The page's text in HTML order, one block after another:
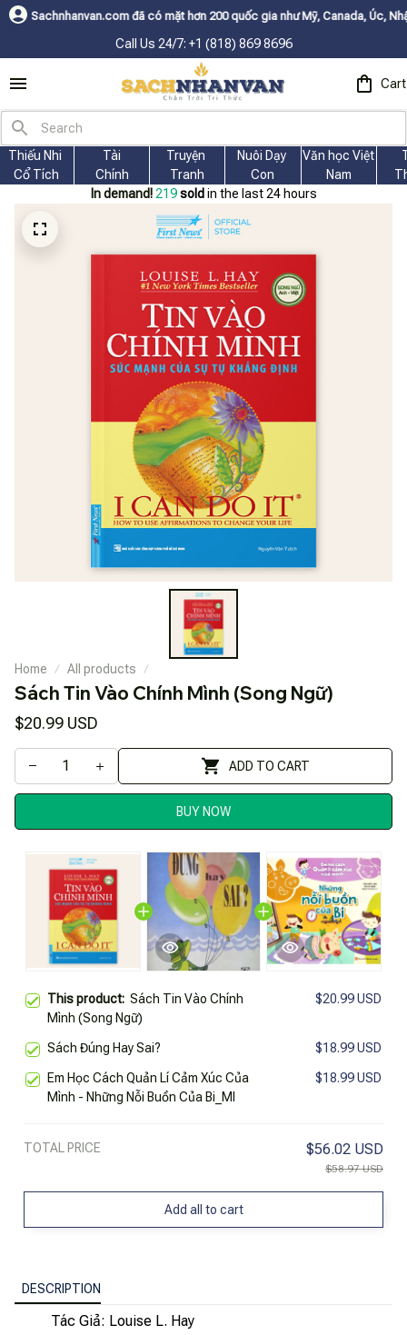
đã có mặt hơn 200 quốc gia như Mỹ, Canada, Úc, Nhật, Hàn, và các
Call Us 24/7: +1 (818) 869 8696
Cart
Thiếu Nhi
Cổ Tích
Tài
Chính
Truyện
Tranh
Nuôi Dạy
Con
Văn học Việt
Nam
In demand! 219 sold in the last 24 hours
Home All products
Sách Tin Vào Chính Mình (Song Ngữ)
$20.99 USD
ADD TO CART
BUY NOW
This product: Sách Tin Vào Chính
Mình (Song Ngữ)
$20.99 USD
Sách Đúng Hay Sai? $18.99 USD
Em Học Cách Quản Lí Cảm Xúc Của
Mình - Những Nỗi Buồn Của Bi_Ml
$18.99 USD
TOTAL PRICE $56.02 USD
$58.97 USD
Add all to cart
DESCRIPTION
Tác Giả: Louise L. Hay